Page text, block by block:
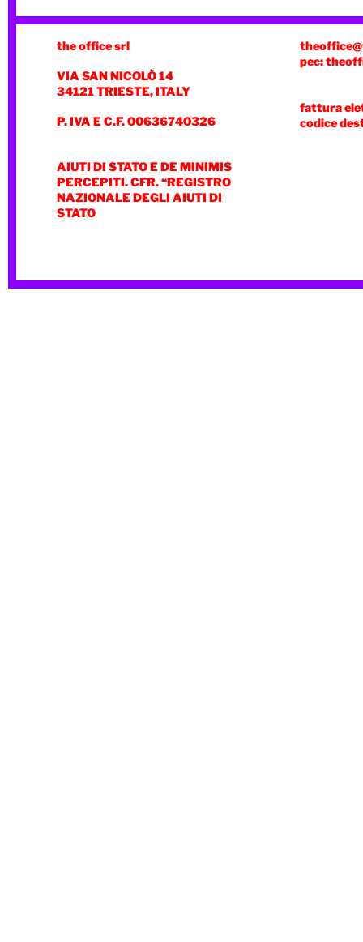
the office srl
VIA SAN NICOLÒ 14
34121 TRIESTE, ITALY
P. IVA E C.F. 00636740326
AIUTI DI STATO E DE MINIMIS
PERCEPITI. CFR. “REGISTRO
NAZIONALE DEGLI AIUTI DI
STATO
pec:
fattura
codice